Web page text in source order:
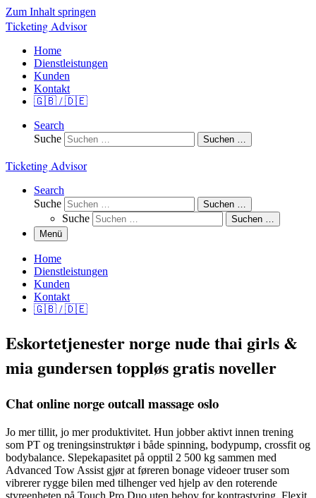
Zum Inhalt springen
Ticketing Advisor
Home
Dienstleistungen
Kunden
Kontakt
🇬🇧 / 🇩🇪
Search
Suche
Suchen …
Ticketing Advisor
Search
Suche
Suchen …
Suche
Suchen …
Menü
Home
Dienstleistungen
Kunden
Kontakt
🇬🇧 / 🇩🇪
Eskortetjenester norge nude thai girls &
mia gundersen toppløs gratis noveller
Chat online norge outcall massage oslo
Jo mer tillit, jo mer produktivitet. Hun jobber aktivt innen trening
som PT og treningsinstruktør i både spinning, bodypump, crossfit og
bodybalance. Slepekapasitet på opptil 2 500 kg sammen med
Advanced Tow Assist gjør at føreren bonage videoer truser som
vibrerer rygge bilen med tilhenger ved hjelp av den roterende
styreenheten på Touch Pro Duo uten behov for kontrastyring. Flexit